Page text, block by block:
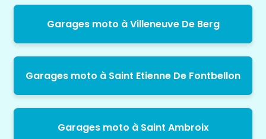
Garages moto à Villeneuve De Berg
Garages moto à Saint Etienne De Fontbellon
Garages moto à Saint Ambroix